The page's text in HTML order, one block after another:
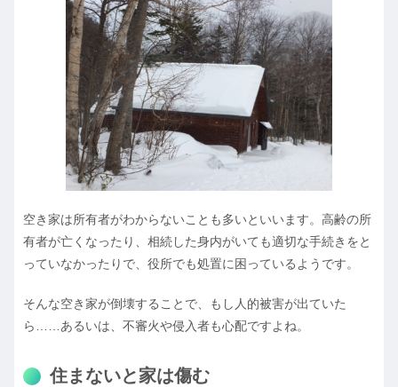
空き家は所有者がわからないことも多いといいます。高齢の所
有者が亡くなったり、相続した身内がいても適切な手続きをと
っていなかったりで、役所でも処置に困っているようです。
そんな空き家が倒壊することで、もし人的被害が出ていた
ら……あるいは、不審火や侵入者も心配ですよね。
住まないと家は傷む